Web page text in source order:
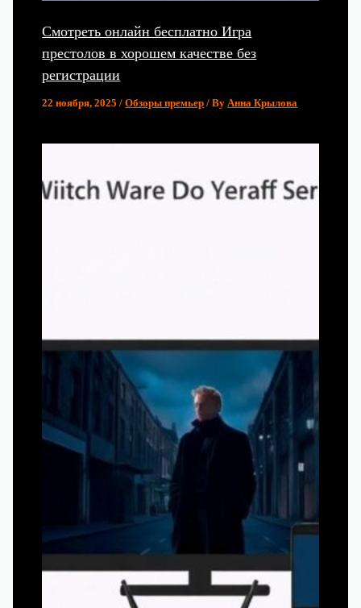
Смотреть онлайн бесплатно Игра
престолов в хорошем качестве без
регистрации
22 ноября, 2025/Обзоры премьер / ByАнна Крылова